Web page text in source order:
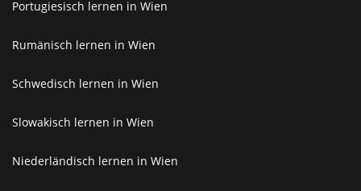
Portugiesisch lernen in Wien
Rumänisch lernen in Wien
Schwedisch lernen in Wien
Slowakisch lernen in Wien
Niederländisch lernen in Wien